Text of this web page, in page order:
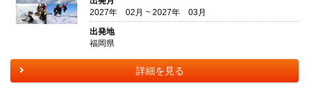
2027年 02月 ~ 2027年 03月
出発地
福岡県
詳細を見る